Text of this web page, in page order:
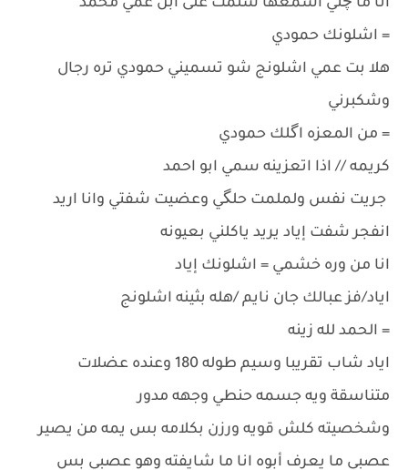
انا ما چني اسمعها سلمت على ابن عمي محمد
= اشلونك حمودي
هلا بت عمي اشلونج شو تسميني حمودي تره رجال
وشكبرني
= من المعزه اگلك حمودي
كريمه // اذا اتعزينه سمي ابو احمد
جريت نفس ولملمت حلگي وعضيت شفتي وانا اريد
انفجر شفت إياد يريد ياكلني بعيونه
انا من وره خشمي = اشلونك إياد
اياد/فز عبالك جان نايم /هله بثينه اشلونج
= الحمد لله زينه
اياد شاب تقريبا وسيم طوله 180 وعنده عضلات
متناسقة ويه جسمه حنطي وجهه مدور
وشخصيته كلش قويه ورزن بكلامه بس يمه من يصير
عصبي ما يعرف أبوه انا ما شايفته وهو عصبي بس